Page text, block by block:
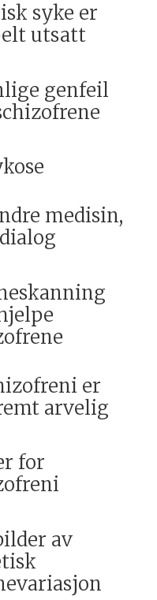
syke er
utsatt
genfeil
medisin,
er
arvelig
for
av